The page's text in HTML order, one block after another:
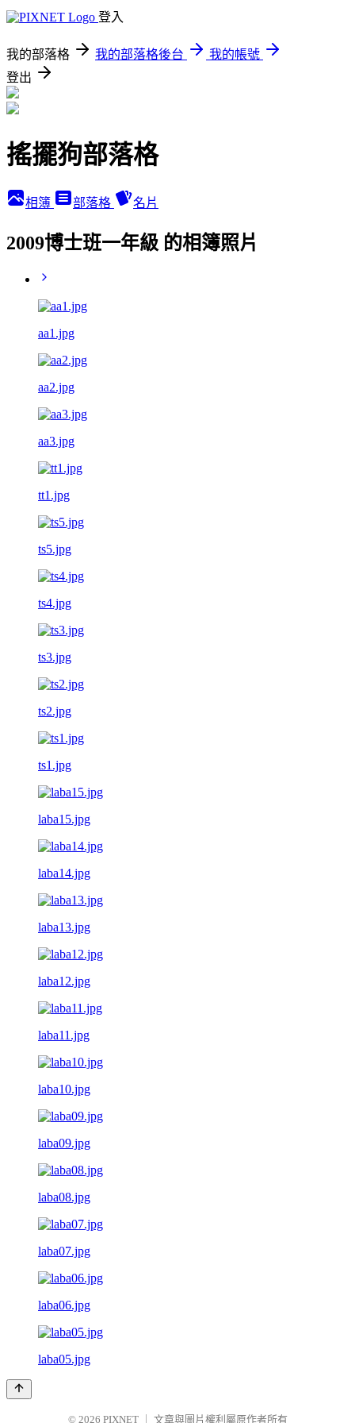
登入
我的部落格 我的部落格後台
我的帳號
登出
搖擺狗部落格
相簿 部落格 名片
2009博士班一年級 的相簿照片
aa1.jpg
aa2.jpg
aa3.jpg
tt1.jpg
ts5.jpg
ts4.jpg
ts3.jpg
ts2.jpg
ts1.jpg
laba15.jpg
laba14.jpg
laba13.jpg
laba12.jpg
laba11.jpg
laba10.jpg
laba09.jpg
laba08.jpg
laba07.jpg
laba06.jpg
laba05.jpg
© 2026 PIXNET 文章與圖片權利屬原作者所有